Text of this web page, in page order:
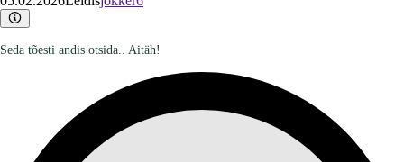
Seda tõesti andis otsida.. Aitäh!